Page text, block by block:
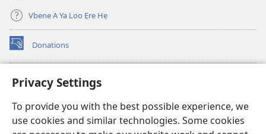
Privacy Settings
To provide you with the best possible experience, we
use cookies and similar technologies. Some cookies
Vbene A Ya Loo Ẹre Hẹ
Donations
(opens
new
Aza Ebe Ọghe Watchtower Nọ Rre Intanẹt
(opens
window)JW Hub
(opens
new
JW Library